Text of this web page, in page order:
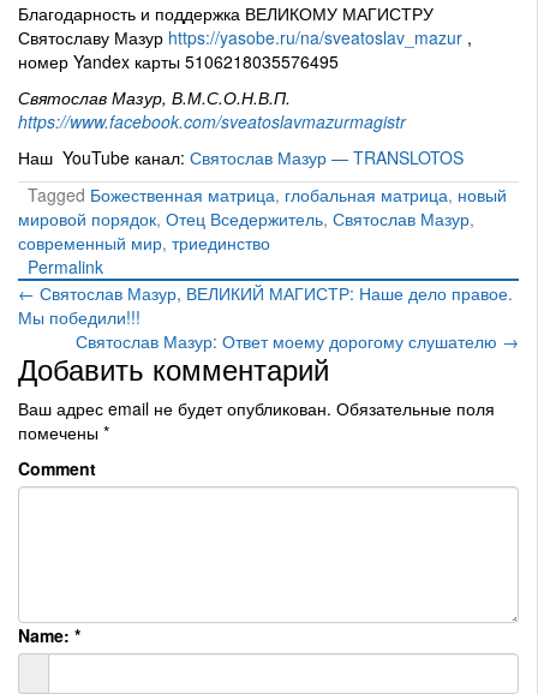
Благодарность и поддержка ВЕЛИКОМУ МАГИСТРУ
Святославу Мазур https://yasobe.ru/na/sveatoslav_mazur ,
номер Yandex карты 5106218035576495
Святослав Мазур, В.М.С.О.Н.В.П.
https://www.facebook.com/sveatoslavmazurmagistr
Наш YouTube канал: Святослав Мазур — TRANSLOTOS
Tagged Божественная матрица, глобальная матрица, новый
мировой порядок, Отец Вседержитель, Святослав Мазур,
современный мир, триединство
Permalink
Post
navigation
← Святослав Мазур, ВЕЛИКИЙ МАГИСТР: Наше дело правое.
Мы победили!!!
Святослав Мазур: Ответ моему дорогому слушателю →
Добавить комментарий
Ваш адрес email не будет опубликован. Обязательные поля
помечены *
Comment
Name: *